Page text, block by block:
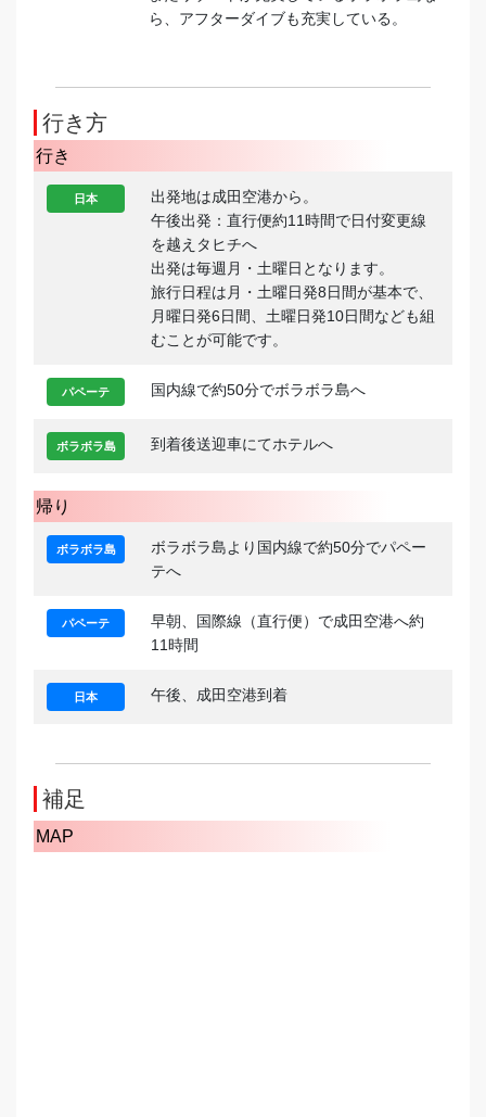
ら、アフターダイブも充実している。
行き方
行き
日本
出発地は成田空港から。
午後出発：直行便約11時間で日付変更線
を越えタヒチへ
出発は毎週月・土曜日となります。
旅行日程は月・土曜日発8日間が基本で、
月曜日発6日間、土曜日発10日間なども組
むことが可能です。
パペーテ 国内線で約50分でボラボラ島へ
ボラボラ島 到着後送迎車にてホテルへ
帰り
ボラボラ島
ボラボラ島より国内線で約50分でパペー
テへ
パペーテ
早朝、国際線（直行便）で成田空港へ約
11時間
日本 午後、成田空港到着
補足
MAP